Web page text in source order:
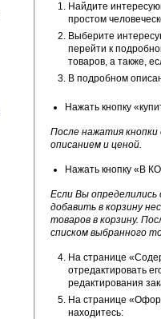
Найдите
простом
Выберите
перейти к
товаров, а также,
В подробном
Нажать кнопку
После нажатия
описанием и ценой.
Нажать кнопку «В
Если Вы
добавить в корзину
товаров в корзину.
списком выбранного
На странице
отредактировать
редактирования
На странице
находитесь: